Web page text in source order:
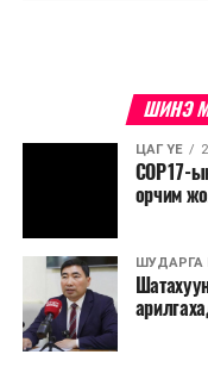
ШИНЭ
ЦАГ ҮЕ
COP17-
орчим